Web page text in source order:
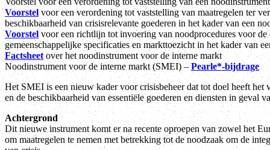
Voorstelvoor een verordening tot vaststelling van maatregelen ter
beschikbaarheid van crisisrelevante goederen in het kader van een
Voorstelvoor een richtlijn tot invoering van noodprocedures voor
gemeenschappelijke specificaties en markttoezicht in het kader van
Factsheet over het noodinstrument voor de interne markt
Noodinstrument voor de interne markt (SMEI) –Pearle*-bijdrage
Het SMEI is een nieuw kader voor crisisbeheer dat tot doel heeft het
en de beschikbaarheid van essentiële goederen en diensten in geval
Achtergrond
Dit nieuwe instrument komt er na recente oproepen van zowel het
om maatregelen te nemen met betrekking tot de noodzaak om de